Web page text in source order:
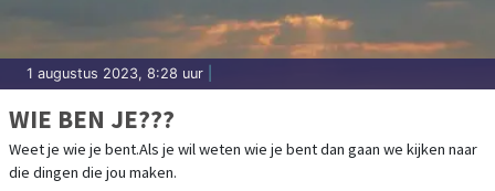
1 augustus 2023, 8:28 uur
WIE BEN JE???
Weet je wie je bent.Als je wil weten wie je bent dan gaan we kijken naar
die dingen die jou maken.